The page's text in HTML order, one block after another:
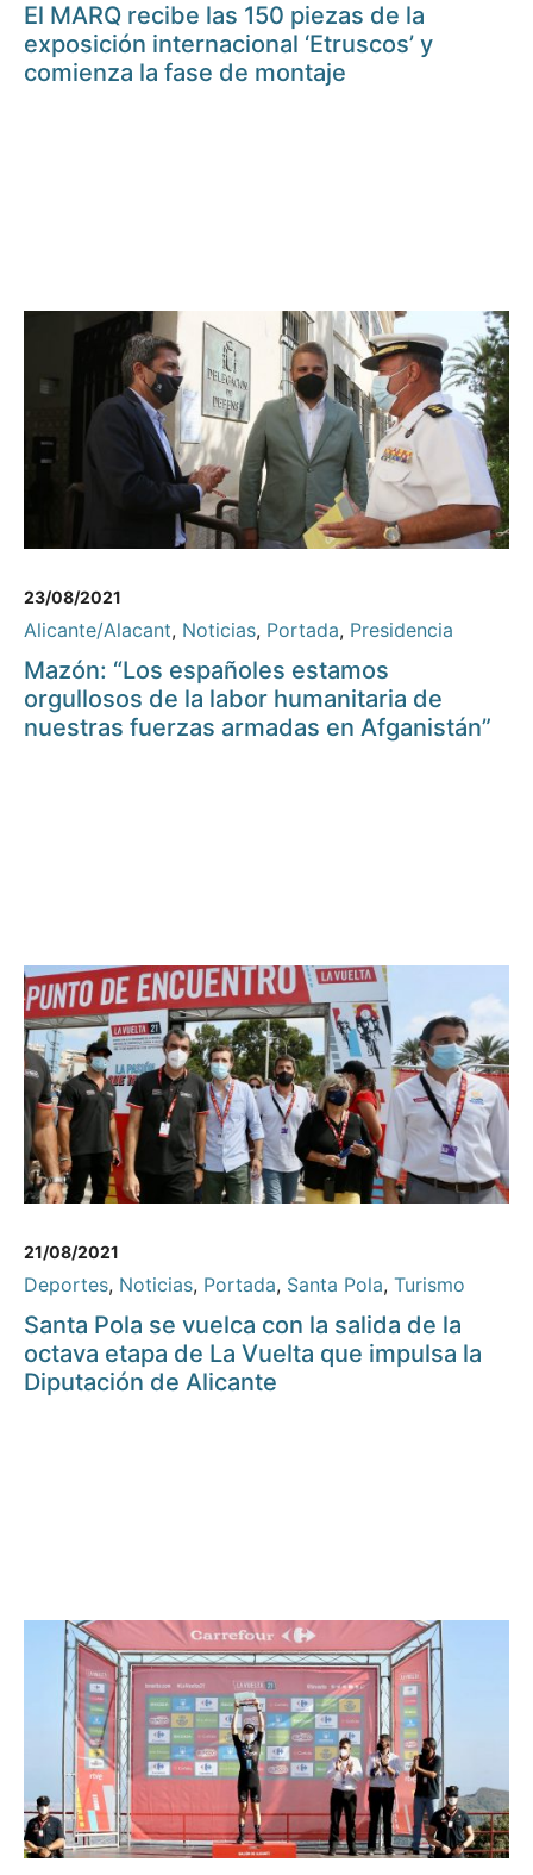
El MARQ recibe las 150 piezas de la
exposición internacional ‘Etruscos’ y
comienza la fase de montaje
23/08/2021
Alicante/Alacant, Noticias, Portada, Presidencia
Mazón: “Los españoles estamos
orgullosos de la labor humanitaria de
nuestras fuerzas armadas en Afganistán”
21/08/2021
Deportes, Noticias, Portada, Santa Pola, Turismo
Santa Pola se vuelca con la salida de la
octava etapa de La Vuelta que impulsa la
Diputación de Alicante